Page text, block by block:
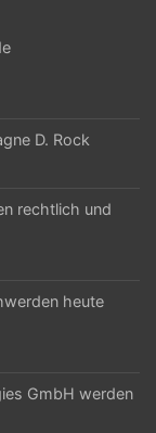
D. Rock
rechtlich und
heute
GmbH werden